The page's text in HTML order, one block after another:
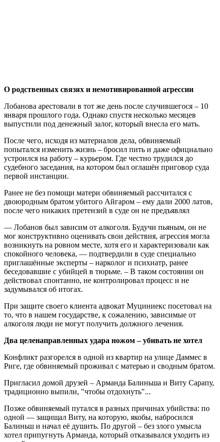
О родственных связях и немотивированной агрессии
Лобанова арестовали в тот же день после случившегося – 10
января прошлого года. Однако спустя несколько месяцев
выпустили под денежный залог, который внесла его мать.
После чего, исходя из материалов дела, обвиняемый
попытался изменить жизнь – бросил пить и даже официально
устроился на работу – курьером. Где честно трудился до
судебного заседания, на котором был оглашён приговор суда
первой инстанции.
Ранее не без помощи матери обвиняемый рассчитался с
двоюродным братом убитого Айгаром – ему дали 2000 латов,
после чего никаких претензий в суде он не предъявлял
— Лобанов был зависим от алкоголя. Будучи пьяным, он не
мог конструктивно оценивать свои действия, агрессия могла
возникнуть на ровном месте, хотя его и характеризовали как
спокойного человека, — подтвердили в суде специально
приглашённые эксперты – нарколог и психиатр, ранее
беседовавшие с убийцей в тюрьме. – В таком состоянии он
действовал спонтанно, не контролировал процесс и не
задумывался об итогах.
При защите своего клиента адвокат Муциниекс посетовал на
то, что в нашем государстве, к сожалению, зависимые от
алкоголя люди не могут получить должного лечения.
Два целенаправленных удара ножом – убивать не хотел
Конфликт разгорелся в одной из квартир на улице Даммес в
Риге, где обвиняемый проживал с матерью и сводным братом.
Пригласил домой друзей – Арманда Балиньша и Виту Сарапу,
традиционно выпили, "чтобы отдохнуть"...
Позже обвиняемый путался в разных причинах убийства: по
одной — защищал Виту, на которую, якобы, набросился
Балиньш и начал её душить. По другой – без злого умысла
хотел припугнуть Арманда, который отказывался уходить из